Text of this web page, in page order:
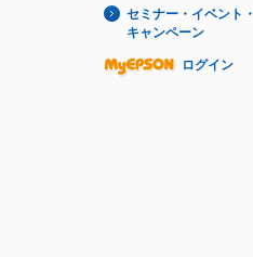
セミナー・イベント・
キャンペーン
ログイン